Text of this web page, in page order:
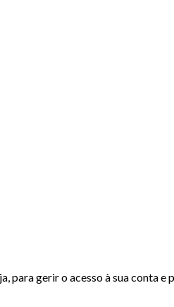
para gerir o acesso à sua conta